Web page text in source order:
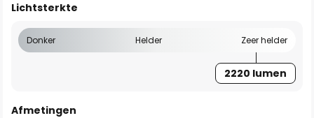
Lichtsterkte
Donker Helder Zeer helder
2220 lumen
Afmetingen